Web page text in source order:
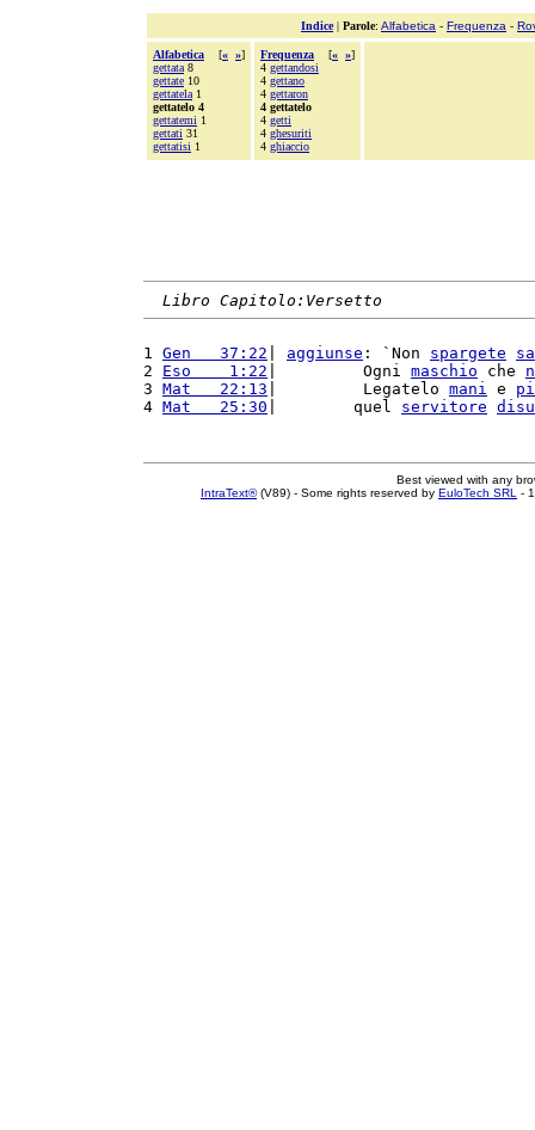
Indice| Parole: Alfabetica - Frequenza -
Alfabetica [« »]
gettata 8
gettate 10
gettatela 1
gettatelo 4
gettatemi 1
gettati 31
gettatisi 1
Frequenza [« »]
4 gettandosi
4 gettano
4 gettaron
4 gettatelo
4 getti
4 ghesuriti
4 ghiaccio
Libro Capitolo:Versetto
1 Gen   37:22 aggiunse : `Non spargete
2 Eso    1:22 |         Ogni maschio che
3 Mat   22:13 |         Legatelo mani e
4 Mat   25:30 |        quel servitore
Best viewed with any
IntraText®(V89) - Some rights reserved by EuloTech SRL -